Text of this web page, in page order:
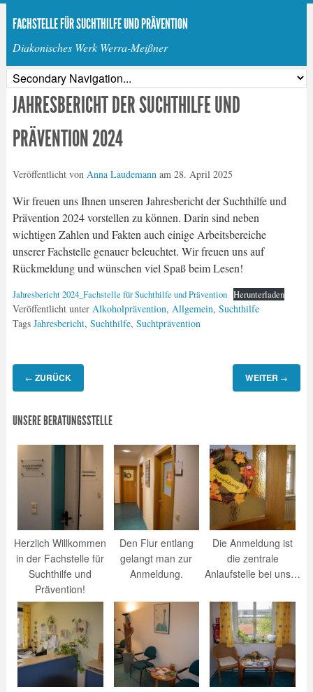
FACHSTELLE FÜR SUCHTHILFE UND PRÄVENTION
Diakonisches Werk Werra-Meißner
JAHRESBERICHT DER SUCHTHILFE UND
PRÄVENTION 2024
Veröffentlicht von Anna Laudemannam 28. April 2025
Wir freuen uns Ihnen unseren Jahresbericht der Suchthilfe und
Prävention 2024 vorstellen zu können. Darin sind neben
wichtigen Zahlen und Fakten auch einige Arbeitsbereiche
unserer Fachstelle genauer beleuchtet. Wir freuen uns auf
Rückmeldung und wünschen viel Spaß beim Lesen!
Jahresbericht 2024_Fachstelle für Suchthilfe und Prävention Herunterladen
Veröffentlicht unter Alkoholprävention, Allgemein, Suchthilfe
Tags Jahresbericht, Suchthilfe, Suchtprävention
← ZURÜCK WEITER →
UNSERE BERATUNGSSTELLE
Herzlich Willkommen
in der Fachstelle für
Suchthilfe und
Prävention!
Den Flur entlang
gelangt man zur
Anmeldung.
Die Anmeldung ist
die zentrale
Anlaufstelle bei uns…